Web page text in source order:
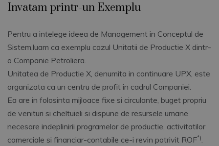
Invatam printr-un Exemplu
Pentru a intelege ideea de Management in Conceptul de
Sistem,luam ca exemplu cazul Unitatii de Productie X dintr-
o Companie Petroliera.
Unitatea de Productie X, denumita in continuare UPX, este
organizata ca un centru de profit in cadrul Companiei.
Ea are in folosinta mijloace fixe si circulante, buget propriu
de venituri si cheltuieli si dispune de resursele umane
necesare indeplinirii programelor de productie, activitatilor
comerciale si financiar-contabile ce-i revin potrivit ROF*)